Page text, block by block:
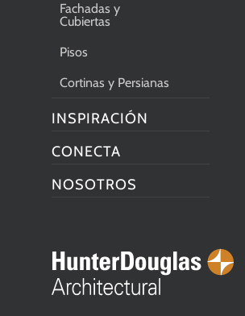
Fachadas y
Cubiertas
Pisos
Cortinas y Persianas
INSPIRACIÓN
CONECTA
NOSOTROS